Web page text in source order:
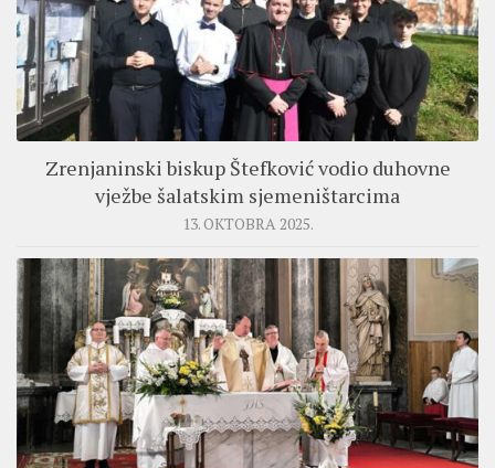
Zrenjaninski biskup Štefković vodio duhovne
vježbe šalatskim sjemeništarcima
13. OKTOBRA 2025.